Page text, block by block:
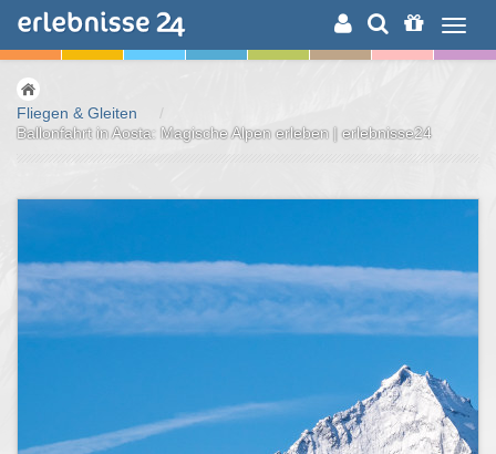
ERLEBNISSUCHE
Fliegen & Gleiten
/
Ballonfahrt in Aosta: Magische Alpen erleben | erlebnisse24